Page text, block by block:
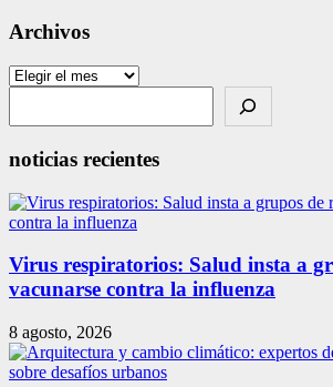
Archivos
Archivos
noticias recientes
Virus respiratorios: Salud insta a
vacunarse contra la influenza
8 agosto, 2026